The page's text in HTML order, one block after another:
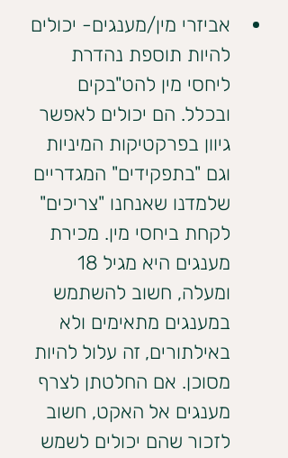
אביזרי מין/מענגים- יכולים
להיות תוספת נהדרת
ליחסי מין להט"בקים
ובכלל. הם יכולים לאפשר
גיוון בפרקטיקות המיניות
וגם "בתפקידים" המגדריים
שלמדנו שאנחנו "צריכים"
לקחת ביחסי מין. מכירת
ומעלה, חשוב להשתמש
במענגים מתאימים ולא
באילתורים, זה עלול להיות
מסוכן. אם החלטתן לצרף
מענגים אל האקט, חשוב
לזכור שהם יכולים לשמש